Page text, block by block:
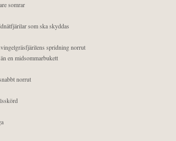
somrar
som ska skyddas
spridning norrut
en midsommarbukett
norrut